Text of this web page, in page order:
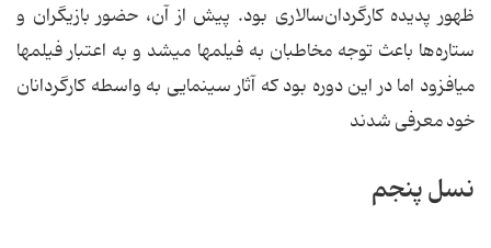
ظهور پدیده کارگردان‌سالاری بود. پیش از آن، حضور بازیگران و
ستاره‌ها باعث توجه مخاطبان به فیلم‏ها می‏شد و به اعتبار فیلم‏ها
می‏افزود اما در این دوره بود که آثار سینمایی به واسطه کارگردانان
خود معرفی شدند
نسل پنجم